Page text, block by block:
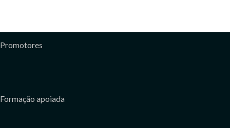
Promotores
Formação apoiada